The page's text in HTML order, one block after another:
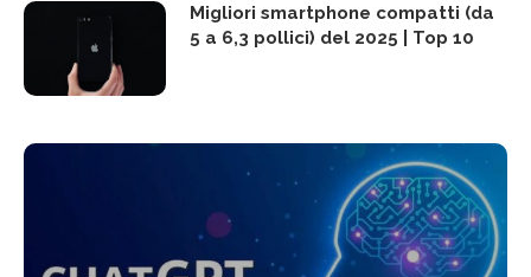
Migliori smartphone compatti (da
5 a 6,3 pollici) del 2025 | Top 10